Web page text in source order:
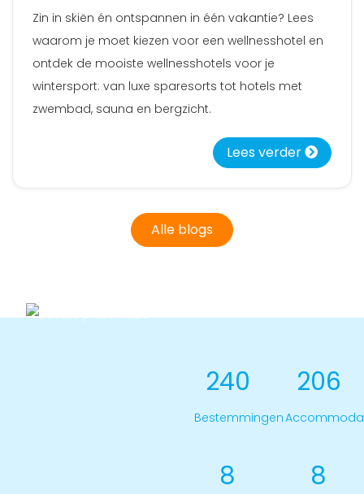
Zin in skiën én ontspannen in één vakantie? Lees
waarom je moet kiezen voor een wellnesshotel en
ontdek de mooiste wellnesshotels voor je
wintersport: van luxe sparesorts tot hotels met
zwembad, sauna en bergzicht.
Lees verder
Alle blogs
240
Bestemmingen
206
8 8